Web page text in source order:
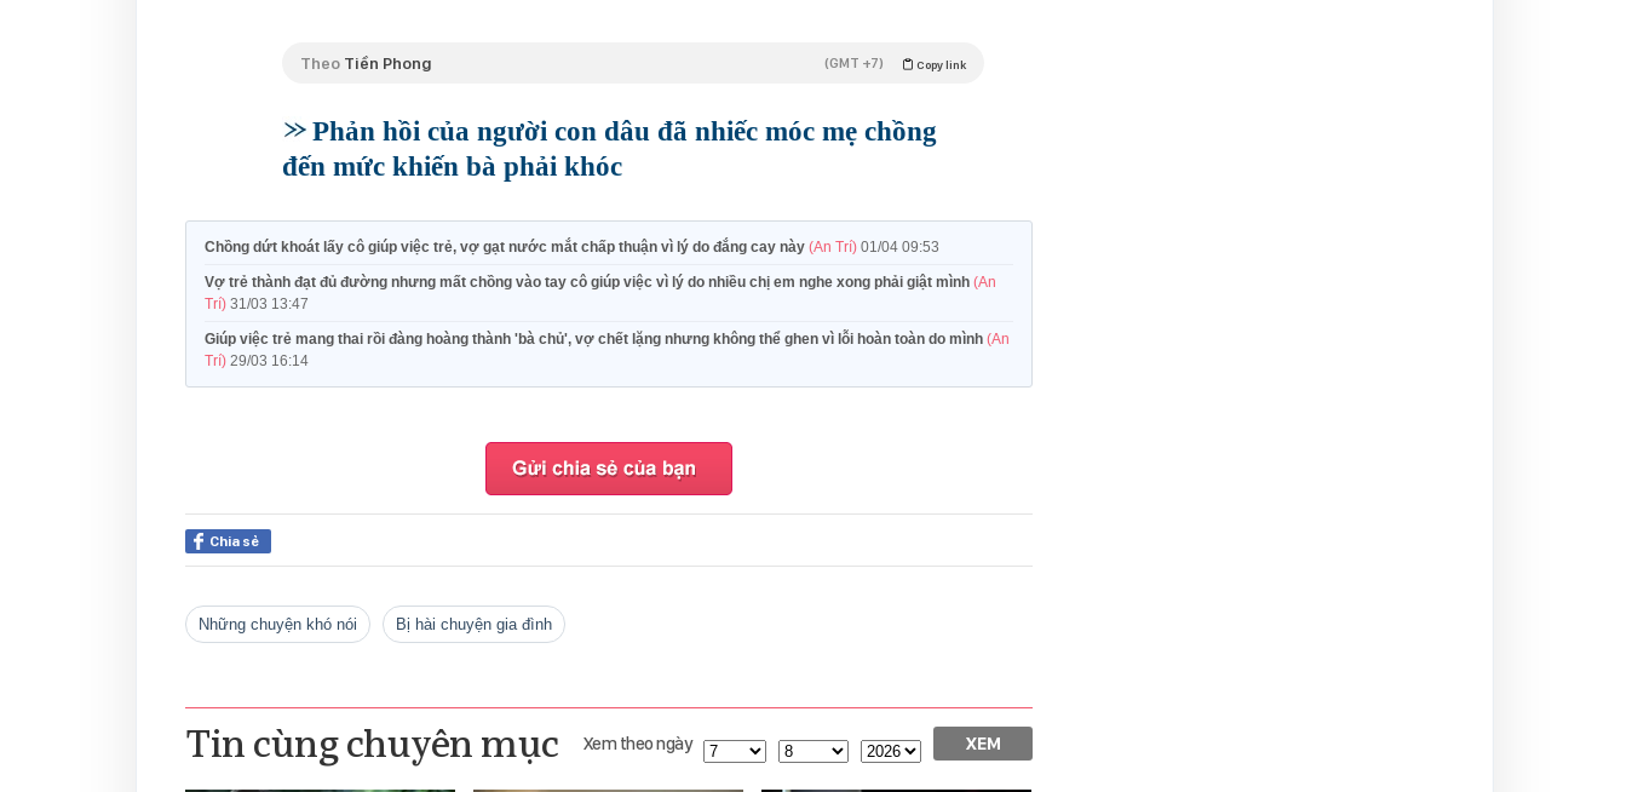
Theo Tiền Phong Copy link
(GMT +7)
Phản hồi của người con dâu đã nhiếc móc mẹ chồng
đến mức khiến bà phải khóc
Chồng dứt khoát lấy cô giúp việc trẻ, vợ gạt nước mắt chấp thuận vì lý do đắng cay này (An Trí) 01/04 09:53
Vợ trẻ thành đạt đủ đường nhưng mất chồng vào tay cô giúp việc vì lý do nhiều chị em nghe xong phải giật mình (An
Trí) 31/03 13:47
Giúp việc trẻ mang thai rồi đàng hoàng thành 'bà chủ', vợ chết lặng nhưng không thể ghen vì lỗi hoàn toàn do mình (An
Trí) 29/03 16:14
Chia sẻ
Những chuyện khó nói bị hài chuyện gia đình
Tin cùng chuyên mục Xem theo ngày XEM